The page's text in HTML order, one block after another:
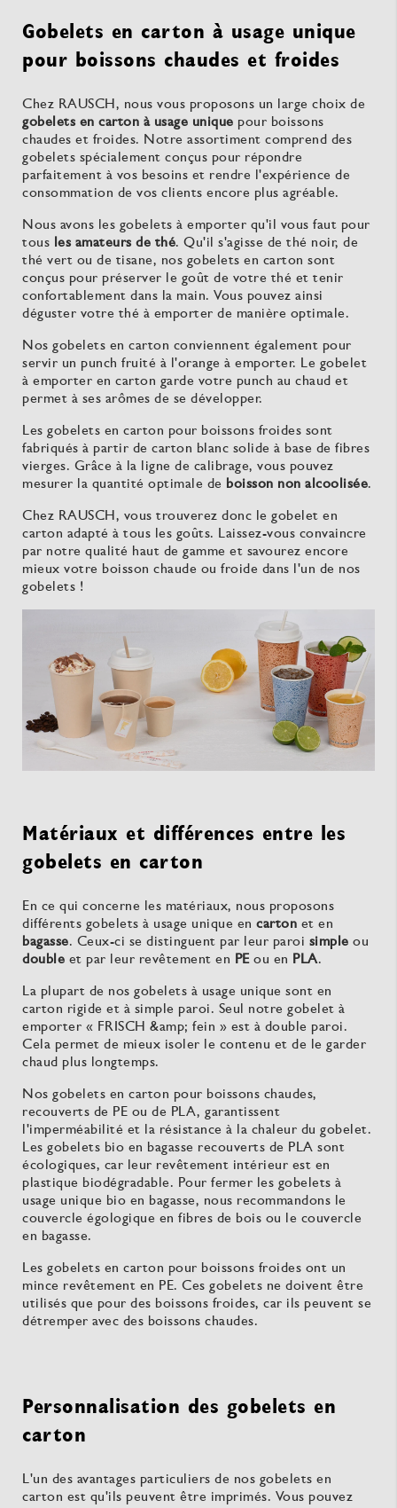
Gobelets en carton à usage unique
pour boissons chaudes et froides
Chez RAUSCH, nous vous proposons un large choix de
gobelets en carton à usage unique pour boissons
chaudes et froides. Notre assortiment comprend des
gobelets spécialement conçus pour répondre
parfaitement à vos besoins et rendre l'expérience de
consommation de vos clients encore plus agréable.
Nous avons les gobelets à emporter qu'il vous faut pour
tous les amateurs de thé. Qu'il s'agisse de thé noir, de
thé vert ou de tisane, nos gobelets en carton sont
conçus pour préserver le goût de votre thé et tenir
confortablement dans la main. Vous pouvez ainsi
déguster votre thé à emporter de manière optimale.
Nos gobelets en carton conviennent également pour
servir un punch fruité à l'orange à emporter. Le gobelet
à emporter en carton garde votre punch au chaud et
permet à ses arômes de se développer.
Les gobelets en carton pour boissons froides sont
fabriqués à partir de carton blanc solide à base de fibres
vierges. Grâce à la ligne de calibrage, vous pouvez
mesurer la quantité optimale de boisson non alcoolisée.
Chez RAUSCH, vous trouverez donc le gobelet en
carton adapté à tous les goûts. Laissez-vous convaincre
par notre qualité haut de gamme et savourez encore
mieux votre boisson chaude ou froide dans l'un de nos
gobelets !
Matériaux et différences entre les
gobelets en carton
En ce qui concerne les matériaux, nous proposons
différents gobelets à usage unique en carton et en
bagasse. Ceux-ci se distinguent par leur paroi simple ou
double et par leur revêtement en PE ou en PLA.
La plupart de nos gobelets à usage unique sont en
carton rigide et à simple paroi. Seul notre gobelet à
emporter « FRISCH &amp; fein » est à double paroi.
Cela permet de mieux isoler le contenu et de le garder
chaud plus longtemps.
Nos gobelets en carton pour boissons chaudes,
recouverts de PE ou de PLA, garantissent
l'imperméabilité et la résistance à la chaleur du gobelet.
Les gobelets bio en bagasse recouverts de PLA sont
écologiques, car leur revêtement intérieur est en
plastique biodégradable. Pour fermer les gobelets à
usage unique bio en bagasse, nous recommandons le
couvercle égologique en fibres de bois ou le couvercle
en bagasse.
Les gobelets en carton pour boissons froides ont un
mince revêtement en PE. Ces gobelets ne doivent être
utilisés que pour des boissons froides, car ils peuvent se
détremper avec des boissons chaudes.
Personnalisation des gobelets en
carton
L'un des avantages particuliers de nos gobelets en
carton est qu'ils peuvent être imprimés. Vous pouvez